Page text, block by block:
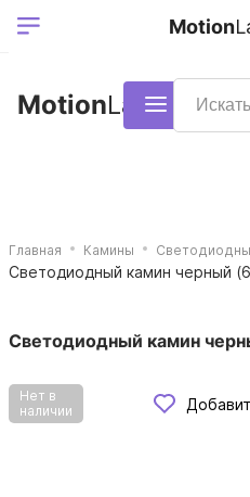
Ваш регион
Выберите ваш
MotionLamps Каталог
Motion
Главная Камины
Светодиодный камин черный
Светодиодный камин
Нет в
наличии